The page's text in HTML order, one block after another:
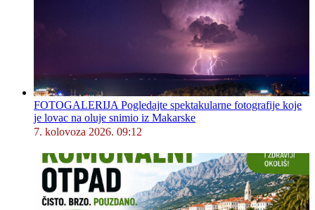
FOTOGALERIJA Pogledajte spektakularne fotografije koje
je lovac na oluje snimio iz Makarske
7. kolovoza 2026. 09:12